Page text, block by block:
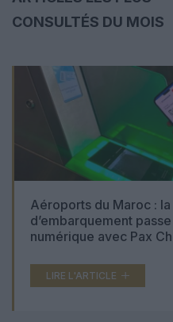
CONSULTÉS DU MOIS
Aéroports du Maroc :
d’embarquement
numérique avec Pax
LIRE L'ARTICLE